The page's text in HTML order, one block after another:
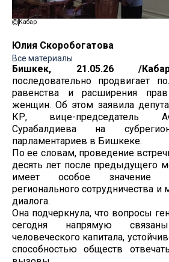
Кабар
Юлия Скоробогатова
Все материалы
Бишкек, 21.05.26 /
последовательно продвигает
равенства и расширения
женщин. Об этом заявила
КР, вице-председатель
Сурабалдиева на
парламентариев в Бишкеке.
По ее словам, проведение
десять лет после предыдущего
имеет особое значение
регионального сотрудничества
диалога.
Она подчеркнула, что вопросы
сегодня напрямую
человеческого капитала,
способностью обществ